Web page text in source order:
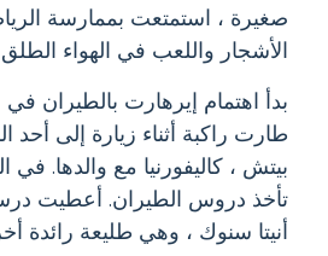
صغيرة ، استمتعت بممارسة
الأشجار واللعب في الهواء
طارت راكبة أثناء زيارة إلى
بيتش ، كاليفورنيا مع والدها. في
تأخذ دروس الطيران. أعطيت
أنيتا سنوك ، وهي طليعة رائدة